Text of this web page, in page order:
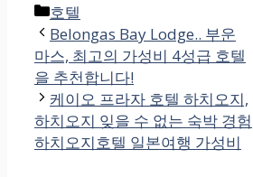
카
테
고
리
호텔
Belongas Bay Lodge.. 부운
마스, 최고의 가성비 4성급 호텔
을 추천합니다!
케이오 프라자 호텔 하치오지,
하치오지 잊을 수 없는 숙박 경험
하치오지호텔 일본여행 가성비